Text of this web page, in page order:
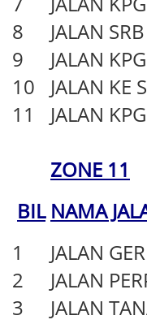
8
JALAN
9
JALAN
10
JALAN KE
11
JALAN
ZONE 11
BIL NAMA
1
JALAN
2
JALAN
3
JALAN